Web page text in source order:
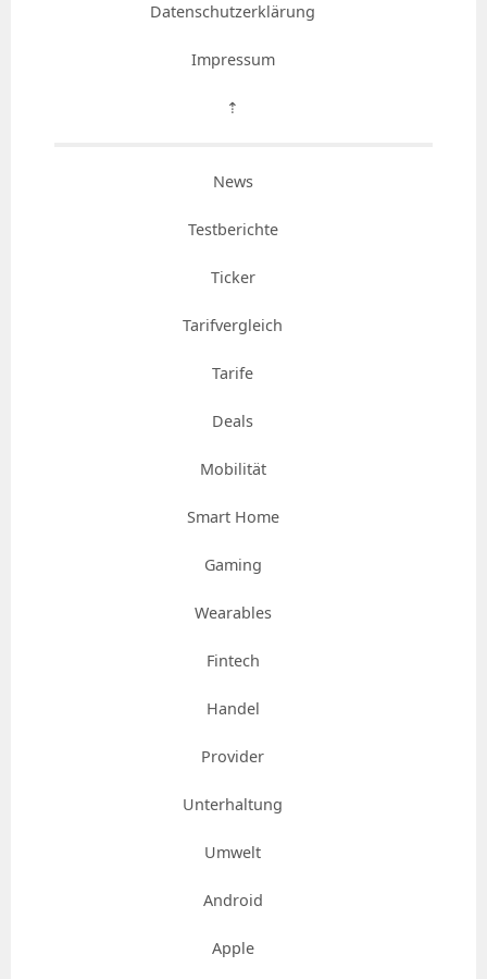
Datenschutzerklärung
Impressum
⇡
News
Testberichte
Ticker
Tarifvergleich
Tarife
Deals
Mobilität
Smart Home
Gaming
Wearables
Fintech
Handel
Provider
Unterhaltung
Umwelt
Android
Apple